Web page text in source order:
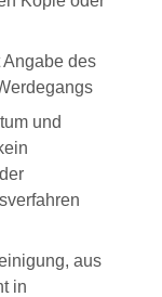
des
und
aus
in